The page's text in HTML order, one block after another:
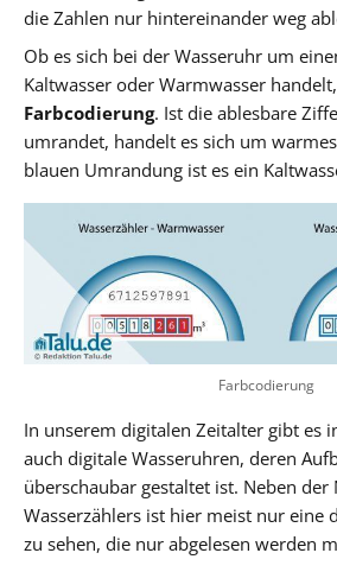
die Zahlen nur hintereinander weg
Ob es sich bei der Wasseruhr um
Kaltwasser oder Warmwasser
Farbcodierung. Ist die ablesbare
umrandet, handelt es sich um
blauen Umrandung ist es ein
Farbcodierung
In unserem digitalen Zeitalter gibt es
auch digitale Wasseruhren, deren
überschaubar gestaltet ist. Neben der
Wasserzählers ist hier meist nur eine
zu sehen, die nur abgelesen werden